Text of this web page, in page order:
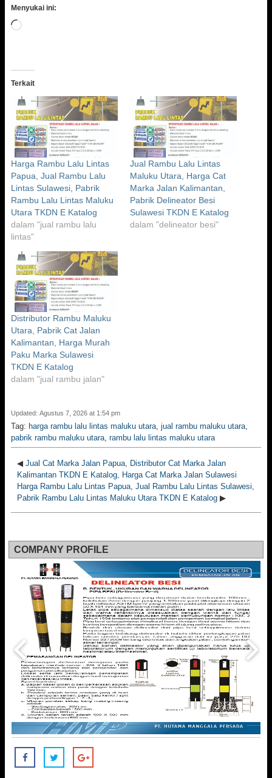
Menyukai ini:
Memuat...
Terkait
Harga Rambu Lalu Lintas
Papua, Jual Rambu Lalu
Lintas Sulawesi, Pabrik
Rambu Lalu Lintas Maluku
Utara TKDN E Katalog
dalam "jual rambu lalu
lintas"
Jual Rambu Lalu Lintas
Maluku Utara, Harga Cat
Marka Jalan Kalimantan,
Pabrik Delineator Besi
Sulawesi TKDN E Katalog
dalam "delineator besi"
Distributor Rambu Maluku
Utara, Pabrik Cat Jalan
Kalimantan, Harga Murah
Paku Marka Sulawesi
TKDN E Katalog
dalam "jual rambu jalan"
Updated: Agustus 7, 2026 at 1:54 pm
Tag: harga rambu lalu lintas maluku utara, jual rambu maluku utara,
pabrik rambu maluku utara, rambu lalu lintas maluku utara
◀ Jual Cat Marka Jalan Papua, Distributor Cat Marka Jalan
Kalimantan TKDN E Katalog, Harga Cat Marka Jalan Sulawesi
Harga Rambu Lalu Lintas Papua, Jual Rambu Lalu Lintas Sulawesi,
Pabrik Rambu Lalu Lintas Maluku Utara TKDN E Katalog ▶
COMPANY PROFILE